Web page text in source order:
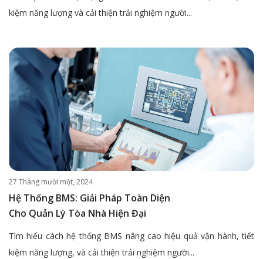
kiệm năng lượng và cải thiện trải nghiệm người...
27 Tháng mười một, 2024
Hệ Thống BMS: Giải Pháp Toàn Diện
Cho Quản Lý Tòa Nhà Hiện Đại
Tìm hiểu cách hệ thống BMS nâng cao hiệu quả vận hành, tiết
kiệm năng lượng, và cải thiện trải nghiệm người...